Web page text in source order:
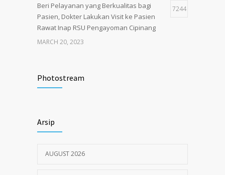
Beri Pelayanan yang Berkualitas bagi
Pasien, Dokter Lakukan Visit ke Pasien
Rawat Inap RSU Pengayoman Cipinang
7244
MARCH 20, 2023
RSU Pengayoman
Photostream
Arsip
AUGUST 2026